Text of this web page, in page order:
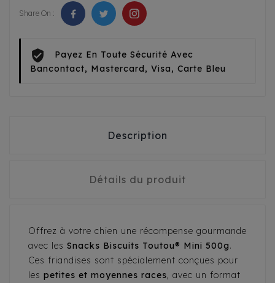
Share On :
Payez En Toute Sécurité Avec
Bancontact, Mastercard, Visa, Carte Bleu
Description
Détails du produit
Offrez à votre chien une récompense gourmande
avec les Snacks Biscuits Toutou® Mini 500g.
Ces friandises sont spécialement conçues pour
les petites et moyennes races, avec un format